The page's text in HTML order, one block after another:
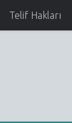
Telif Hakları